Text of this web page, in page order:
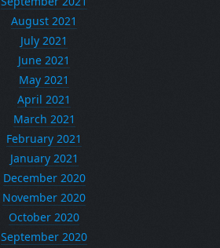
August 2021
July 2021
June 2021
May 2021
April 2021
March 2021
February 2021
January 2021
December 2020
November 2020
October 2020
September 2020